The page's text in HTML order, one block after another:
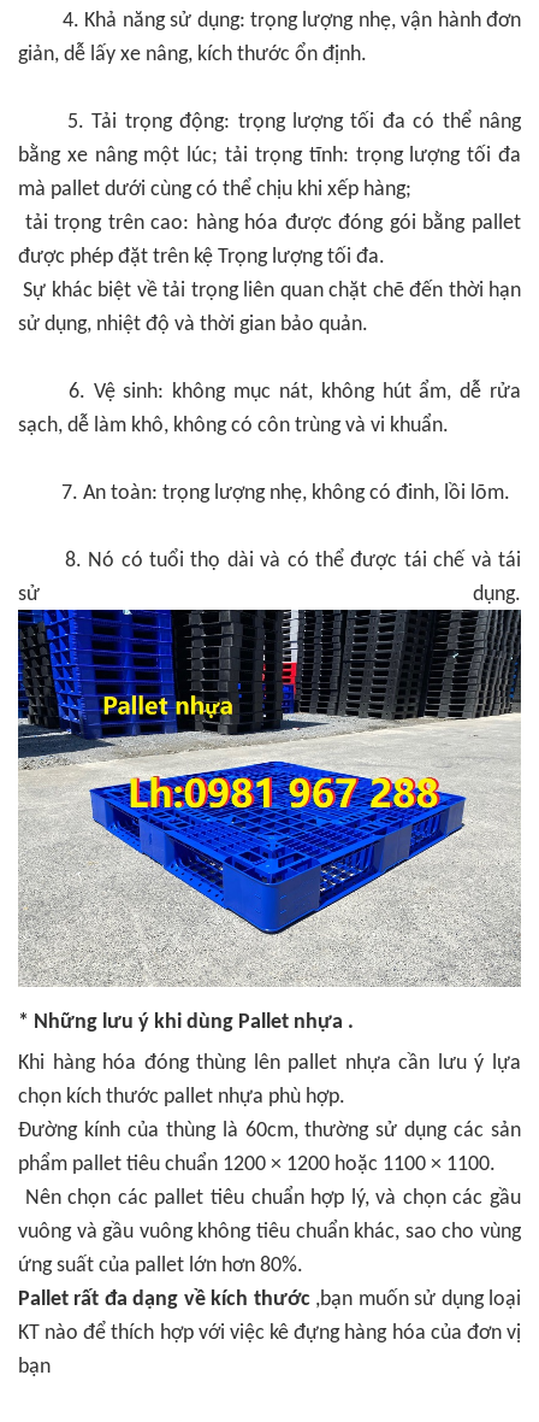
4. Khả năng sử dụng: trọng lượng nhẹ, vận hành đơn
giản, dễ lấy xe nâng, kích thước ổn định.
5. Tải trọng động: trọng lượng tối đa có thể nâng
bằng xe nâng một lúc; tải trọng tĩnh: trọng lượng tối đa
mà pallet dưới cùng có thể chịu khi xếp hàng;
tải trọng trên cao: hàng hóa được đóng gói bằng pallet
được phép đặt trên kệ Trọng lượng tối đa.
Sự khác biệt về tải trọng liên quan chặt chẽ đến thời hạn
sử dụng, nhiệt độ và thời gian bảo quản.
6. Vệ sinh: không mục nát, không hút ẩm, dễ rửa
sạch, dễ làm khô, không có côn trùng và vi khuẩn.
7. An toàn: trọng lượng nhẹ, không có đinh, lồi lõm.
8. Nó có tuổi thọ dài và có thể được tái chế và tái
sử dụng.
* Những lưu ý khi dùng Pallet nhựa .
Khi hàng hóa đóng thùng lên pallet nhựa cần lưu ý lựa
chọn kích thước pallet nhựa phù hợp.
Đường kính của thùng là 60cm, thường sử dụng các sản
phẩm pallet tiêu chuẩn 1200 × 1200 hoặc 1100 × 1100.
Nên chọn các pallet tiêu chuẩn hợp lý, và chọn các gầu
vuông và gầu vuông không tiêu chuẩn khác, sao cho vùng
ứng suất của pallet lớn hơn 80%.
Pallet rất đa dạng về kích thước,bạn muốn sử dụng loại
KT nào để thích hợp với việc kê đựng hàng hóa của đơn vị
bạn